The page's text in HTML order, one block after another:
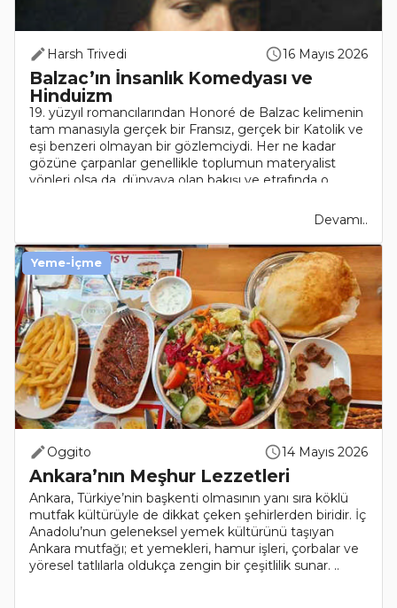
Harsh Trivedi 16 Mayıs 2026
Balzac’ın İnsanlık Komedyası ve
Hinduizm
19. yüzyıl romancılarından Honoré de Balzac kelimenin
tam manasıyla gerçek bir Fransız, gerçek bir Katolik ve
eşi benzeri olmayan bir gözlemciydi. Her ne kadar
gözüne çarpanlar genellikle toplumun materyalist
yönleri olsa da, dünyaya olan bakışı ve etrafında o..
Devamı..
Oggito 14 Mayıs 2026
Ankara’nın Meşhur Lezzetleri
Ankara, Türkiye’nin başkenti olmasının yanı sıra köklü
mutfak kültürüyle de dikkat çeken şehirlerden biridir. İç
Anadolu’nun geleneksel yemek kültürünü taşıyan
Ankara mutfağı; et yemekleri, hamur işleri, çorbalar ve
yöresel tatlılarla oldukça zengin bir çeşitlilik sunar. ..
Yeme-İçme